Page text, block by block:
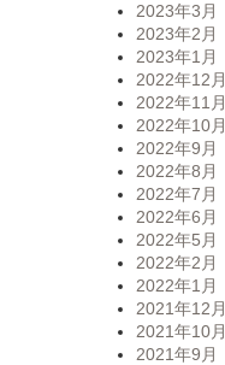
2023年3月
2023年2月
2023年1月
2022年12月
2022年11月
2022年10月
2022年9月
2022年8月
2022年7月
2022年6月
2022年5月
2022年2月
2022年1月
2021年12月
2021年10月
2021年9月